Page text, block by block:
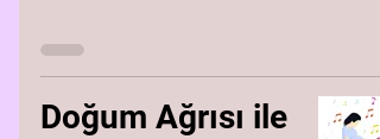
Doğum Ağrısı ile